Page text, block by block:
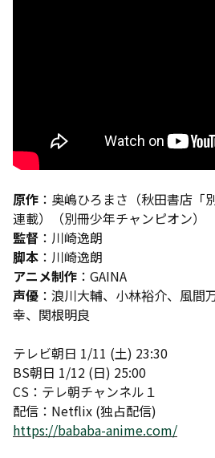
原作 ：奥嶋ひろまさ（秋田書店「
連載）（別冊少年チャンピオン）
監督 ：川崎逸朗
脚本 ：川崎逸朗
アニメ制作 ：GAINA
声優 ：浪川大輔、小林裕介、風間
幸、関根明良
テレビ朝日 1/11 (土) 23:30
BS朝日 1/12 (日) 25:00
CS：テレ朝チャンネル１
配信：Netflix (独占配信)
https://bababa-anime.com/